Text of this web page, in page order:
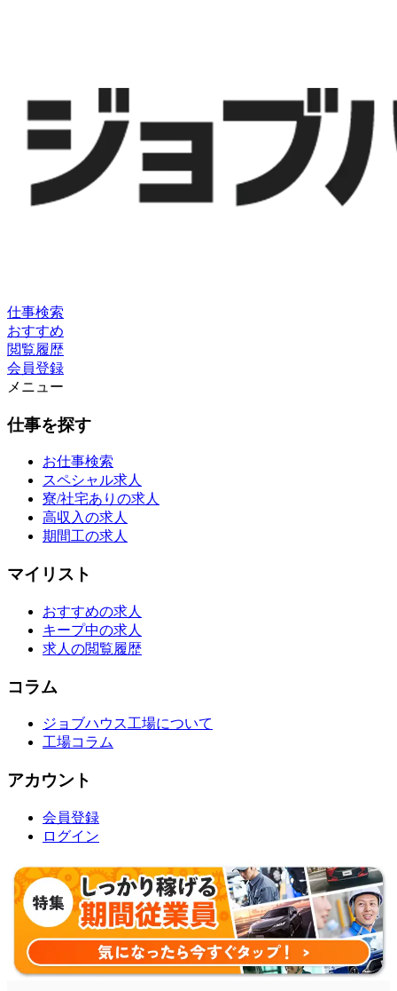
仕事検索
おすすめ
閲覧履歴
会員登録
メニュー
仕事を探す
お仕事検索
スペシャル求人
寮/社宅ありの求人
高収入の求人
期間工の求人
マイリスト
おすすめの求人
キープ中の求人
求人の閲覧履歴
コラム
ジョブハウス工場について
工場コラム
アカウント
会員登録
ログイン